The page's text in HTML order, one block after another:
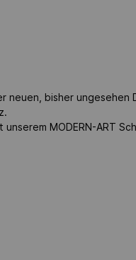
neuen, bisher
MODERN-ART